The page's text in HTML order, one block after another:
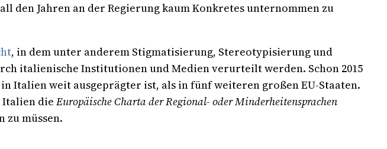
den Jahren an der Regierung kaum Konkretes unternommen zu
, in dem unter anderem Stigmatisierung, Stereotypisierung und
italienische Institutionen und Medien verurteilt werden. Schon 2015
Italien weit ausgeprägter ist, als in fünf weiteren großen EU-Staaten.
Italien dieEuropäische Charta der Regional- oder Minderheitensprachen
zu müssen.